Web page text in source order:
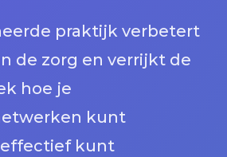
praktijk verbetert
de zorg en verrijkt de
hoe je
kunt
kunt